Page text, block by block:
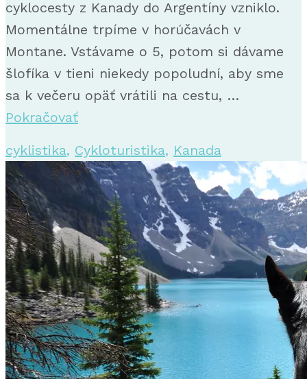
cyklocesty z Kanady do Argentíny vzniklo.
Momentálne trpíme v horúčavách v
Montane. Vstávame o 5, potom si dávame
šlofíka v tieni niekedy popoludní, aby sme
sa k večeru opäť vrátili na cestu, …
Pokračovať
cyklistika, Cykloturistika, Kanada